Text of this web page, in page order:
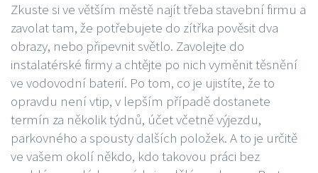
Zkuste si ve větším městě najít třeba stavební firmu a
zavolat tam, že potřebujete do zítřka pověsit dva
obrazy, nebo připevnit světlo. Zavolejte do
instalatérské firmy a chtějte po nich vyměnit těsnění
ve vodovodní baterií. Po tom, co je ujistíte, že to
opravdu není vtip, v lepším případě dostanete
termín za několik týdnů, účet včetně výjezdu,
parkovného a spousty dalších položek. A to je určitě
ve vašem okolí někdo, kdo takovou práci bez